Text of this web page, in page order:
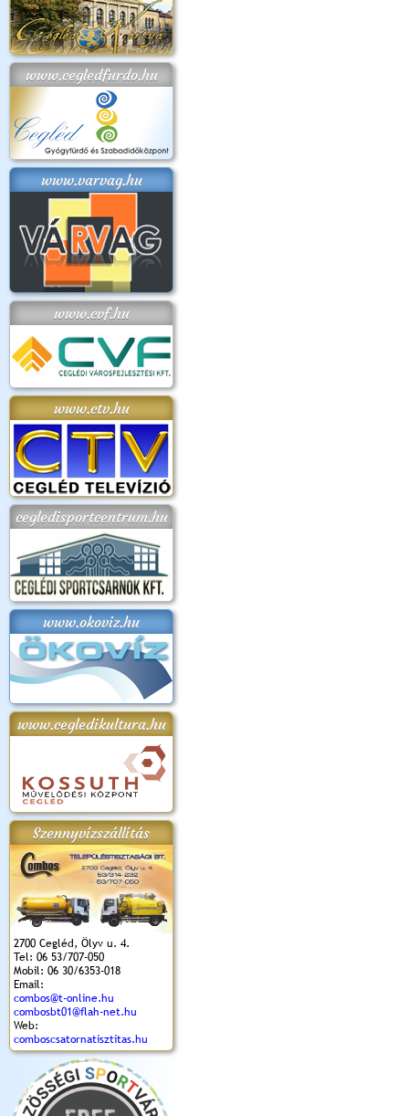
www.cegledfurdo.hu
www.varvag.hu
www.cvf.hu
www.ctv.hu
cegledisportcentrum.hu
www.okoviz.hu
www.cegledikultura.hu
Szennyvízszállítás
2700 Cegléd, Ölyv u. 4.
Tel: 06 53/707-050
Mobil: 06 30/6353-018
Email:
combos@t-online.hu
combosbt01@flah-net.hu
Web:
comboscsatornatisztitas.hu
2018.
Kossuth Toborzó
Ünnepély
Szent István Ünnepe
(2017. 08. 20.)